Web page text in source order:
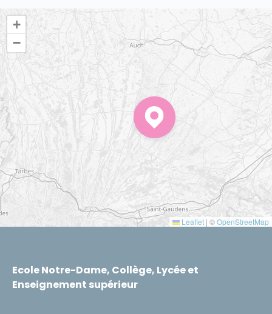
+
−
Leaflet | ©OpenStreetMap
Ecole Notre-Dame, Collège, Lycée et
Enseignement supérieur